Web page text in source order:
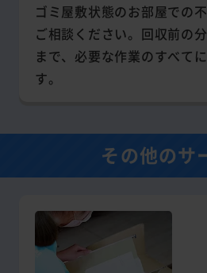
ゴミ屋敷状態のお部屋での
ご相談ください。回収前の
まで、必要な作業のすべて
す。
その他のサ